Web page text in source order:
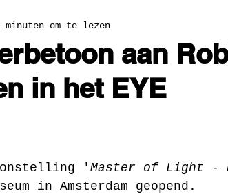
aan
in het EYE
minuten om te lezen
' Master of Light -
in Amsterdam geopend.